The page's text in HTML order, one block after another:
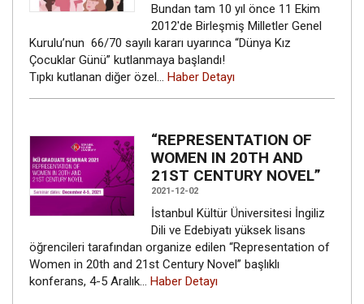
Bundan tam 10 yıl önce 11 Ekim
2012'de Birleşmiş Milletler Genel
Kurulu’nun 66/70 sayılı kararı uyarınca “Dünya Kız
Çocuklar Günü” kutlanmaya başlandı!
Tıpkı kutlanan diğer özel… Haber Detayı
“REPRESENTATION OF
WOMEN IN 20TH AND
21ST CENTURY NOVEL”
2021-12-02
İstanbul Kültür Üniversitesi İngiliz
Dili ve Edebiyatı yüksek lisans
öğrencileri tarafından organize edilen “Representation of
Women in 20th and 21st Century Novel” başlıklı
konferans, 4-5 Aralık… Haber Detayı